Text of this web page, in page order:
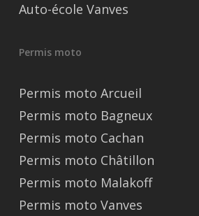
Auto-école Vanves
Permis moto
Permis moto Arcueil
Permis moto Bagneux
Permis moto Cachan
Permis moto Châtillon
Permis moto Malakoff
Permis moto Vanves